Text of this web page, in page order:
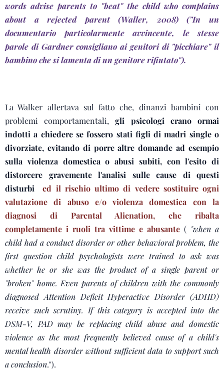
words advise parents to "beat" the child who complains
about a rejected parent (Waller, 2008) ("In un
documentario particolarmente avvincente, le stesse
parole di Gardner consigliano ai genitori di "picchiare" il
bambino che si lamenta di un genitore rifiutato").
La Walker allertava sul fatto che, dinanzi bambini con
problemi comportamentali,gli psicologi erano ormai
indotti a chiedere se fossero stati figli di madri single o
divorziate, evitando di porre altre domande ad esempio
sulla violenza domestica o abusi subiti, con l'esito di
distorcere gravemente l'analisi sulle cause di questi
disturbi
ed il rischio ultimo di vedere sostituire ogni
valutazione di abuso e/o violenza domestica con la
diagnosi di Parental Alienation, che ribalta
completamente i ruoli tra vittime e abusante ( "when a
child had a conduct disorder or other behavioral problem, the
first question child psychologists were trained to ask was
whether he or she was the product of a single parent or
"broken" home. Even parents of children with the commonly
diagnosed Attention Deficit Hyperactive Disorder (ADHD)
receive such scrutiny. If this category is accepted into the
DSM-V, PAD may be replacing child abuse and domestic
violence as the most frequently believed cause of a child's
mental health disorder without sufficient data to support such
a conclusion.").